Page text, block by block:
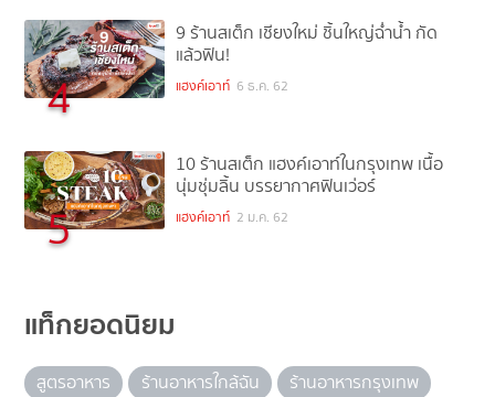
4
9 ร้านสเต็ก เชียงใหม่ ชิ้นใหญ่ฉ่ำน้ำ กัด
แล้วฟิน!
แฮงค์เอาท์ 6 ธ.ค. 62
5
10 ร้านสเต็ก แฮงค์เอาท์ในกรุงเทพ เนื้อ
นุ่มชุ่มลิ้น บรรยากาศฟินเว่อร์
แฮงค์เอาท์ 2 ม.ค. 62
แท็กยอดนิยม
สูตรอาหาร ร้านอาหารใกล้ฉัน
ร้านอาหารกรุงเทพ